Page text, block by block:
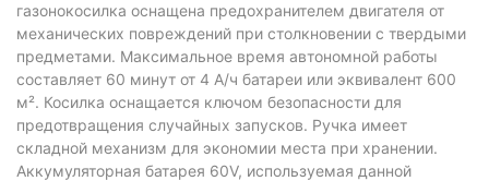
газонокосилка оснащена предохранителем двигателя от
механических повреждений при столкновении с твердыми
предметами. Максимальное время автономной работы
составляет 60 минут от 4 А/ч батареи или эквивалент 600
м². Косилка оснащается ключом безопасности для
предотвращения случайных запусков. Ручка имеет
складной механизм для экономии места при хранении.
Аккумуляторная батарея 60V, используемая данной